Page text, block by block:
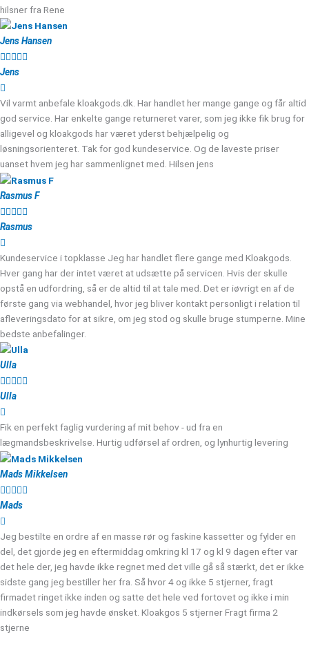
hilsner fra Rene
Jens Hansen

Jens
Vil varmt anbefale kloakgods.dk. Har handlet her mange gange og får altid
god service. Har enkelte gange returneret varer, som jeg ikke fik brug for
alligevel og kloakgods har været yderst behjælpelig og
løsningsorienteret. Tak for god kundeservice. Og de laveste priser
uanset hvem jeg har sammenlignet med. Hilsen jens
Rasmus F

Rasmus
Kundeservice i topklasse Jeg har handlet flere gange med Kloakgods.
Hver gang har der intet været at udsætte på servicen. Hvis der skulle
opstå en udfordring, så er de altid til at tale med. Det er iøvrigt en af de
første gang via webhandel, hvor jeg bliver kontakt personligt i relation til
afleveringsdato for at sikre, om jeg stod og skulle bruge stumperne. Mine
bedste anbefalinger.
Ulla

Ulla
Fik en perfekt faglig vurdering af mit behov - ud fra en
lægmandsbeskrivelse. Hurtig udførsel af ordren, og lynhurtig levering
Mads Mikkelsen

Mads
Jeg bestilte en ordre af en masse rør og faskine kassetter og fylder en
del, det gjorde jeg en eftermiddag omkring kl 17 og kl 9 dagen efter var
det hele der, jeg havde ikke regnet med det ville gå så stærkt, det er ikke
sidste gang jeg bestiller her fra. Så hvor 4 og ikke 5 stjerner, fragt
firmadet ringet ikke inden og satte det hele ved fortovet og ikke i min
indkørsels som jeg havde ønsket. Kloakgos 5 stjerner Fragt firma 2
stjerne